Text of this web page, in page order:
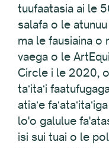
tuufaatasia ai le
salafa o le
ma le fausiaina o
vaega o le
Circle i le 2020, o
taʻitaʻi
atiaʻe
lo'o galulue
isi sui tuai o le